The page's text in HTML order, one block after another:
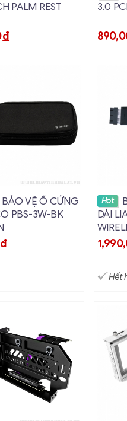
PALM REST
đ
3.0
chi tiết
BẢO VỆ Ổ CỨNG
PBS-3W-BK
đ
Hot
DÀI
Hết